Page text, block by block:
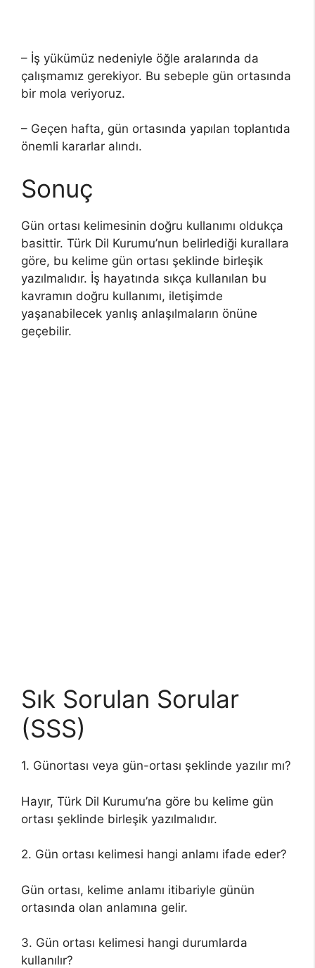
– İş yükümüz nedeniyle öğle aralarında da
çalışmamız gerekiyor. Bu sebeple gün ortasında
bir mola veriyoruz.
– Geçen hafta, gün ortasında yapılan toplantıda
önemli kararlar alındı.
Sonuç
Gün ortası kelimesinin doğru kullanımı oldukça
basittir. Türk Dil Kurumu’nun belirlediği kurallara
göre, bu kelime gün ortası şeklinde birleşik
yazılmalıdır. İş hayatında sıkça kullanılan bu
kavramın doğru kullanımı, iletişimde
yaşanabilecek yanlış anlaşılmaların önüne
geçebilir.
Sık Sorulan Sorular
(SSS)
1. Günortası veya gün-ortası şeklinde yazılır mı?
Hayır, Türk Dil Kurumu’na göre bu kelime gün
ortası şeklinde birleşik yazılmalıdır.
2. Gün ortası kelimesi hangi anlamı ifade eder?
Gün ortası, kelime anlamı itibariyle günün
ortasında olan anlamına gelir.
3. Gün ortası kelimesi hangi durumlarda
kullanılır?